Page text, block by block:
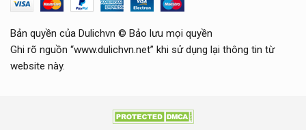
Bản quyền của Dulichvn © Bảo lưu mọi quyền
Ghi rõ nguồn “www.dulichvn.net” khi sử dụng lại thông tin từ
website này.